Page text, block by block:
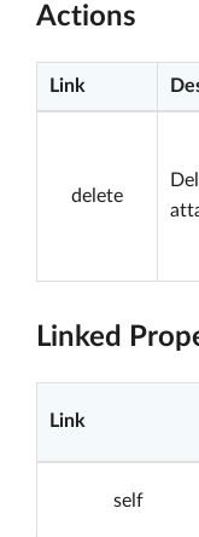
Actions
Link
delete
Linked
Link
self